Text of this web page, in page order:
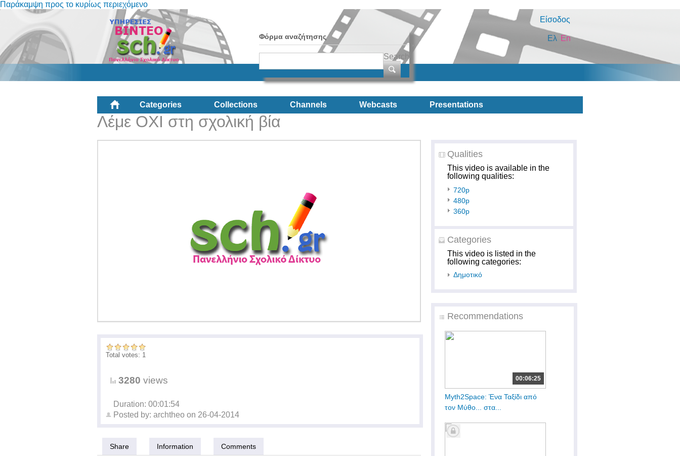
Παράκαμψη προς το κυρίως περιεχόμενο
Είσοδος
Φόρμα αναζήτησης
Search
En
Ελ
Categories Collections Channels Webcasts Presentations
Λέμε ΟΧΙ στη σχολική βία
Qualities
This video is available in the
following qualities:
720p
480p
360p
Categories
This video is listed in the
following categories:
Δημοτικό
Recommendations
00:06:25
Myth2Space: Ένα Ταξίδι από
τον Μύθο... στα...
Total votes: 1
3280 views
Duration: 00:01:54
Posted by: archtheo on 26-04-2014
Share Information Comments